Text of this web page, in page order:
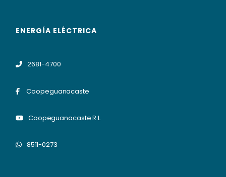
ENERGÍA ELÉCTRICA
2681-4700
Coopeguanacaste
Coopeguanacaste R.L
8511-0273